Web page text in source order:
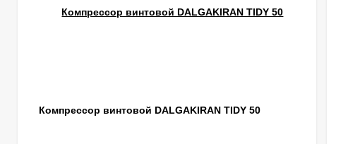
Компрессор винтовой DALGAKIRAN TIDY 50